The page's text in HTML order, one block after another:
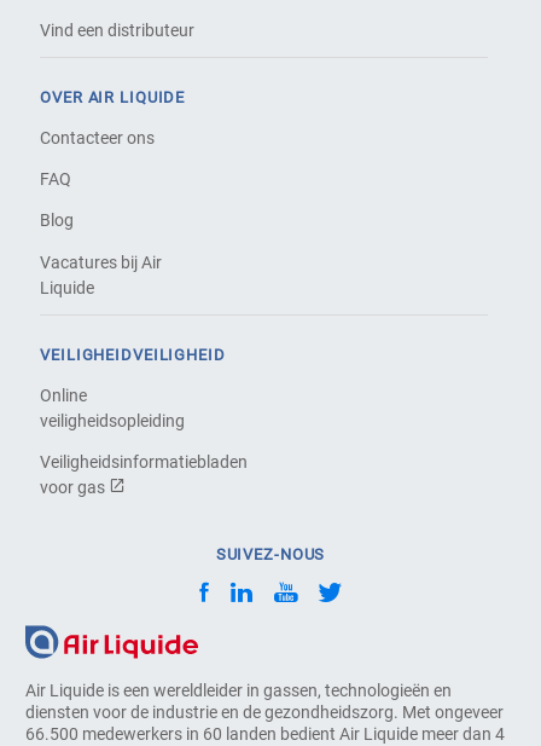
Air Liquide is een wereldleider in gassen, technologieën en
diensten voor de industrie en de gezondheidszorg. Met ongeveer
66.500 medewerkers in 60 landen bedient Air Liquide meer dan 4
Vind een distributeur
OVER AIR LIQUIDE
Contacteer ons
FAQ
Blog
Vacatures bij Air
Liquide
VEILIGHEIDVEILIGHEID
Online
veiligheidsopleiding
Veiligheidsinformatiebladen
voor gas
SUIVEZ-NOUS